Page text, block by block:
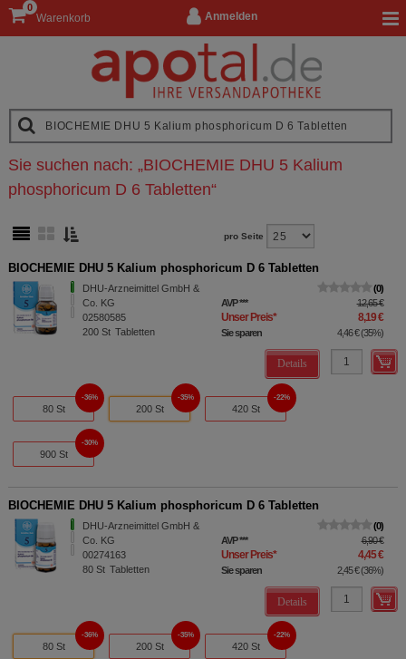
Anmelden
Warenkorb
0
Sie suchen nach: „BIOCHEMIE DHU 5 Kalium
phosphoricum D 6 Tabletten“
pro Seite
BIOCHEMIE DHU 5 Kalium phosphoricum D 6 Tabletten
DHU-Arzneimittel GmbH &
Co. KG
02580585
200 St Tabletten
0
AVP*** 12,65 €
Unser Preis* 8,19 €
Sie sparen 4,46 €(35%)
Details
80 St
36%
200 St
35%
420 St
22%
900 St
30%
BIOCHEMIE DHU 5 Kalium phosphoricum D 6 Tabletten
DHU-Arzneimittel GmbH &
Co. KG
00274163
80 St Tabletten
0
AVP*** 6,90 €
Unser Preis* 4,45 €
Sie sparen 2,45 €(36%)
Details
80 St
36%
200 St
35%
420 St
22%